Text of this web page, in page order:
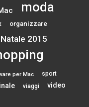
moda
organizzare
2015
per Mac sport
viaggi video